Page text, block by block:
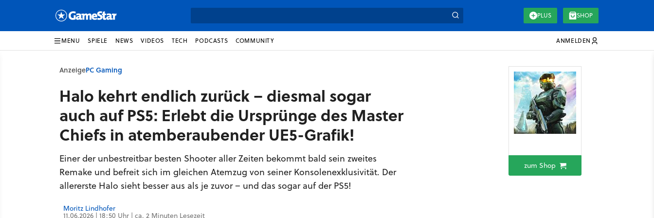
PLUS SHOP
MENU SPIELE NEWS VIDEOS TECH PODCASTS COMMUNITY ANMELDEN
AnzeigePC Gaming
Halo kehrt endlich zurück – diesmal sogar
auch auf PS5: Erlebt die Ursprünge des Master
Chiefs in atemberaubender UE5-Grafik!
Einer der unbestreitbar besten Shooter aller Zeiten bekommt bald sein zweites
Remake und befreit sich im gleichen Atemzug von seiner Konsolenexklusivität. Der
allererste Halo sieht besser aus als je zuvor – und das sogar auf der PS5!
zum Shop
Moritz Lindhofer
11.06.2026 | 18:50 Uhr | ca. 2 Minuten Lesezeit